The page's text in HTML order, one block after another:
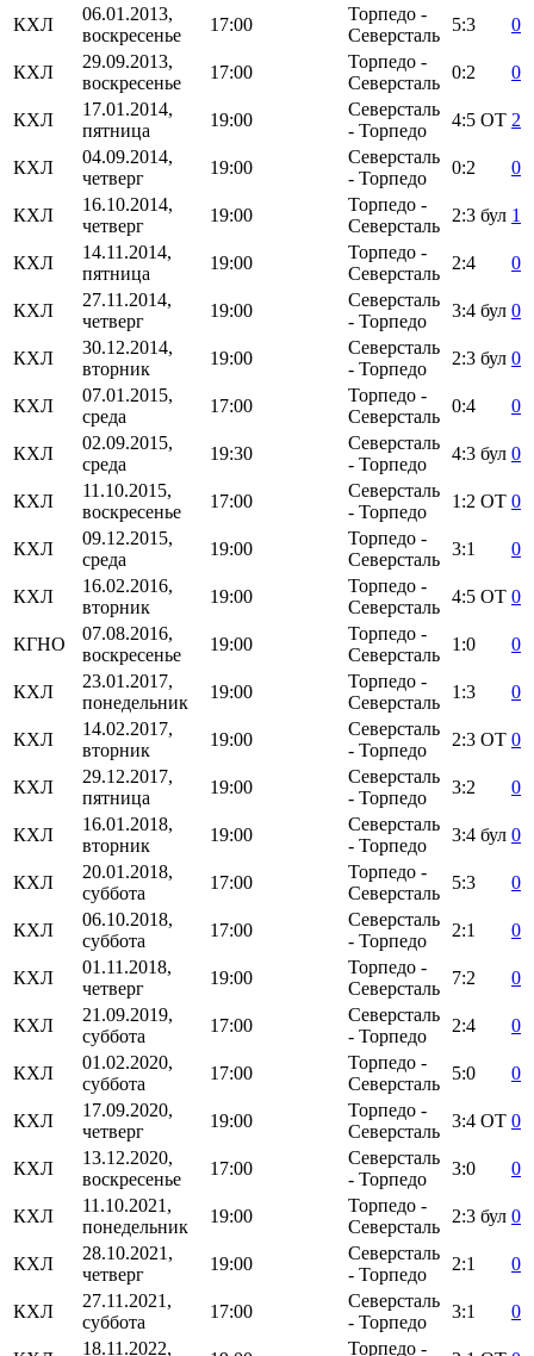
КХЛ
06.01.2013,
воскресенье
17:00
Торпедо -
Северсталь
5:3 0
КХЛ
29.09.2013,
воскресенье
17:00
Торпедо -
Северсталь
0:2 0
КХЛ
17.01.2014,
пятница
19:00
Северсталь
- Торпедо
4:5 ОТ 2
КХЛ
04.09.2014,
четверг
19:00
Северсталь
- Торпедо
0:2 0
КХЛ
16.10.2014,
четверг
19:00
Торпедо -
Северсталь
2:3 бул 1
КХЛ
14.11.2014,
пятница
19:00
Торпедо -
Северсталь
2:4 0
КХЛ
27.11.2014,
четверг
19:00
Северсталь
- Торпедо
3:4 бул 0
КХЛ
30.12.2014,
вторник
19:00
Северсталь
- Торпедо
2:3 бул 0
КХЛ
07.01.2015,
среда
17:00
Торпедо -
Северсталь
0:4 0
КХЛ
02.09.2015,
среда
19:30
Северсталь
- Торпедо
4:3 бул 0
КХЛ
11.10.2015,
воскресенье
17:00
Северсталь
- Торпедо
1:2 ОТ 0
КХЛ
09.12.2015,
среда
19:00
Торпедо -
Северсталь
3:1 0
КХЛ
16.02.2016,
вторник
19:00
Торпедо -
Северсталь
4:5 ОТ 0
КГНО
07.08.2016,
воскресенье
19:00
Торпедо -
Северсталь
1:0 0
КХЛ
23.01.2017,
понедельник
19:00
Торпедо -
Северсталь
1:3 0
КХЛ
14.02.2017,
вторник
19:00
Северсталь
- Торпедо
2:3 ОТ 0
КХЛ
29.12.2017,
пятница
19:00
Северсталь
- Торпедо
3:2 0
КХЛ
16.01.2018,
вторник
19:00
Северсталь
- Торпедо
3:4 бул 0
КХЛ
20.01.2018,
суббота
17:00
Торпедо -
Северсталь
5:3 0
КХЛ
06.10.2018,
суббота
17:00
Северсталь
- Торпедо
2:1 0
КХЛ
01.11.2018,
четверг
19:00
Торпедо -
Северсталь
7:2 0
КХЛ
21.09.2019,
суббота
17:00
Северсталь
- Торпедо
2:4 0
КХЛ
01.02.2020,
суббота
17:00
Торпедо -
Северсталь
5:0 0
КХЛ
17.09.2020,
четверг
19:00
Торпедо -
Северсталь
3:4 ОТ 0
КХЛ
13.12.2020,
воскресенье
17:00
Северсталь
- Торпедо
3:0 0
КХЛ
11.10.2021,
понедельник
19:00
Торпедо -
Северсталь
2:3 бул 0
КХЛ
28.10.2021,
четверг
19:00
Северсталь
- Торпедо
2:1 0
КХЛ
27.11.2021,
суббота
17:00
Северсталь
- Торпедо
3:1 0
18.11.2022, Торпедо -